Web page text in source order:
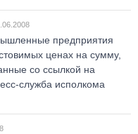
предприятия
ценах на сумму,
со ссылкой на
служба исполкома